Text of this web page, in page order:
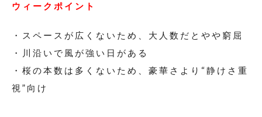
ウィークポイント
・スペースが広くないため、大人数だとやや窮屈
・川沿いで風が強い日がある
・桜の本数は多くないため、豪華さより“静けさ重
視”向け